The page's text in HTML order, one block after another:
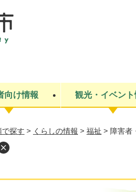
市役所・施設案内
向け情報 観光・イベント
・特産品
で探す > くらしの情報 > 福祉 > 障害者